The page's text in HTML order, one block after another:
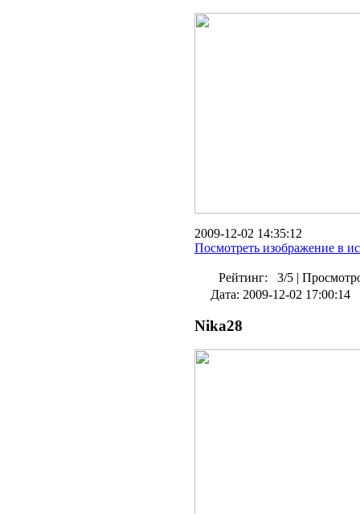
2009-12-02 14:35:12
Посмотреть изображение в
Рейтинг: 3/5 |
Дата: 2009-12-02 17:00:14
Nika28